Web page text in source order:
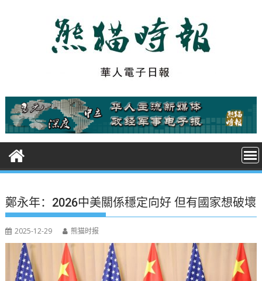
t
鄭永年：2026中美關係穩定向好 但有國家想破壞
2025-12-29 熊猫时报